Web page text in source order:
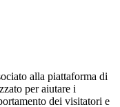
alla piattaforma di
per aiutare i
dei visitatori e